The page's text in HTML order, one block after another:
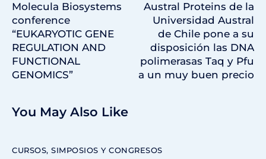
Molecula Biosystems
conference
“EUKARYOTIC GENE
REGULATION AND
FUNCTIONAL
GENOMICS”
Austral Proteins de la
Universidad Austral
de Chile pone a su
disposición las DNA
polimerasas Taq y Pfu
a un muy buen precio
You May Also Like
CURSOS, SIMPOSIOS Y CONGRESOS